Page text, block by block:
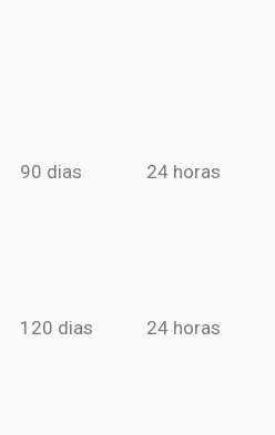
90 dias 24 horas
120 dias 24 horas